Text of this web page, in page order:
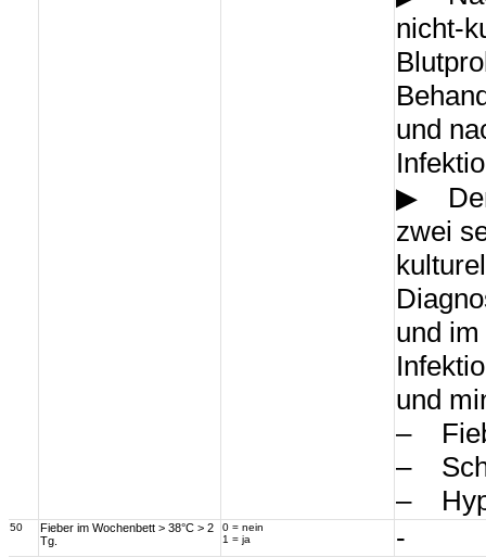
nicht-
und
▶ Der
zwei
und
und
–
–
–
50
Fieber im Wochenbett > 38°C > 2
Tg.
0 = nein
1 = ja
-